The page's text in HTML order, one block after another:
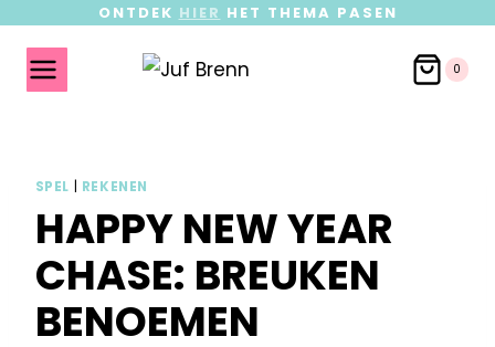
ONTDEK HIER HET THEMA PASEN
0
SPEL REKENEN
HAPPY NEW YEAR
CHASE: BREUKEN
BENOEMEN